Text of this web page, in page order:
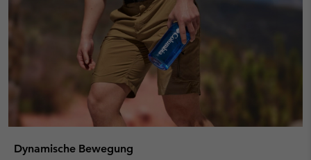
Dynamische Bewegung